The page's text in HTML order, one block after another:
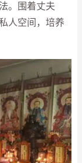
。围着丈夫
人空间，培养